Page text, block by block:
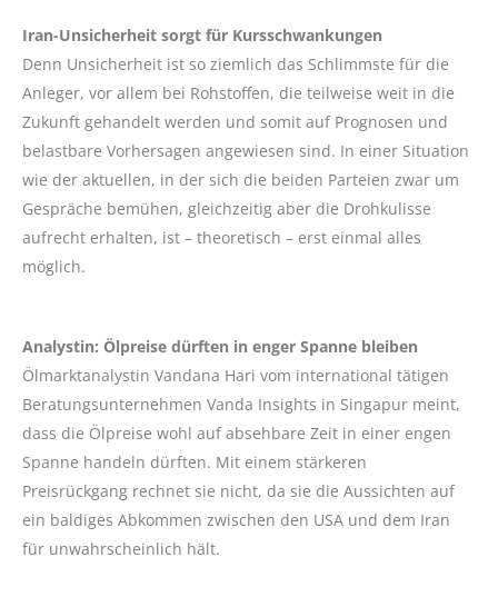
Iran-Unsicherheit sorgt für Kursschwankungen
Denn Unsicherheit ist so ziemlich das Schlimmste für die
Anleger, vor allem bei Rohstoffen, die teilweise weit in die
Zukunft gehandelt werden und somit auf Prognosen und
belastbare Vorhersagen angewiesen sind. In einer Situation
wie der aktuellen, in der sich die beiden Parteien zwar um
Gespräche bemühen, gleichzeitig aber die Drohkulisse
aufrecht erhalten, ist – theoretisch – erst einmal alles
möglich.
Analystin: Ölpreise dürften in enger Spanne bleiben
Ölmarktanalystin Vandana Hari vom international tätigen
Beratungsunternehmen Vanda Insights in Singapur meint,
dass die Ölpreise wohl auf absehbare Zeit in einer engen
Spanne handeln dürften. Mit einem stärkeren
Preisrückgang rechnet sie nicht, da sie die Aussichten auf
ein baldiges Abkommen zwischen den USA und dem Iran
für unwahrscheinlich hält.